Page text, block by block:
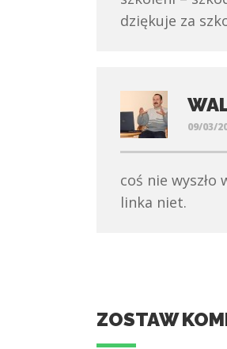
dziękuje za
09/03/
coś nie
linka niet.
ZOSTAW